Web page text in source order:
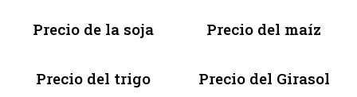
Precio de la soja Precio del maíz
Precio del trigo Precio del Girasol